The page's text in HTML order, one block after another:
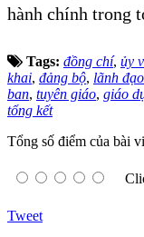
hành chính trong
Tags: đồng chí, ủy
khai, đảng bộ, lãnh đạo
ban, tuyên giáo, giáo
tổng kết
Tổng số điểm của bài
Tweet